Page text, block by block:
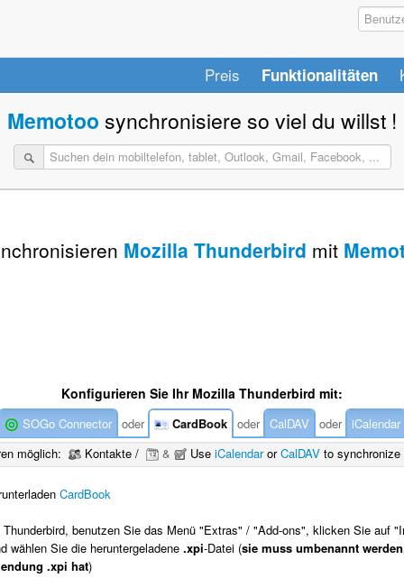
Preis Funktionalitäten
Memotoo synchronisiere so viel du willst !
Mozilla Thunderbird mit
Konfigurieren Sie Ihr Mozilla Thunderbird mit:
SOGo Connector oder CardBook oder CalDAV oder iCalendar
möglich:
Kontakte / & Use iCalendarorCalDAV to
CardBook
benutzen Sie das Menü "Extras" / "Add-ons", klicken Sie auf
wählen Sie die heruntergeladene .xpi-Datei (sie muss umbenannt
.xpi hat)